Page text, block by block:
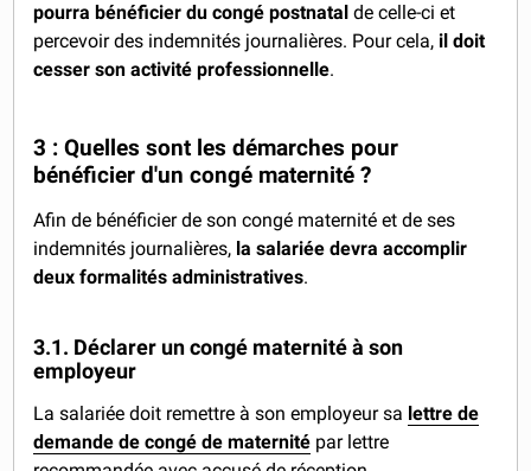
pourra bénéficier du congé postnatal de celle-ci et
percevoir des indemnités journalières. Pour cela, il doit
cesser son activité professionnelle.
3 : Quelles sont les démarches pour
bénéficier d'un congé maternité ?
Afin de bénéficier de son congé maternité et de ses
indemnités journalières, la salariée devra accomplir
deux formalités administratives.
3.1. Déclarer un congé maternité à son
employeur
La salariée doit remettre à son employeur sa lettre de
demande de congé de maternité par lettre